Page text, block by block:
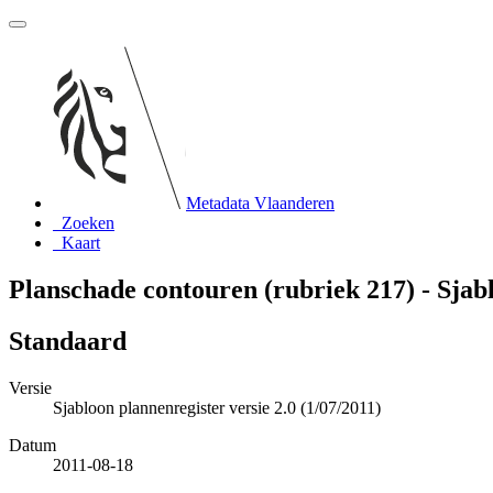
Metadata Vlaanderen
Zoeken
Kaart
Planschade contouren (rubriek 217) -
Standaard
Versie
Sjabloon plannenregister versie 2.0 (1/07/2011)
Datum
2011-08-18